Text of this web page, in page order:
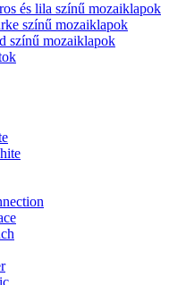
és lila színű mozaiklapok
színű mozaiklapok
színű mozaiklapok